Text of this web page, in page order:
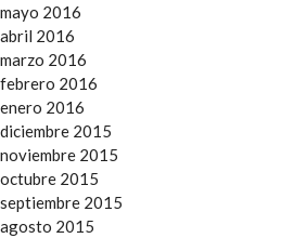
mayo 2016
abril 2016
marzo 2016
febrero 2016
enero 2016
diciembre 2015
noviembre 2015
octubre 2015
septiembre 2015
agosto 2015